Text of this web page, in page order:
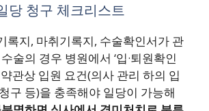
당 청구 체크리스트
록지, 마취기록지, 수술확인서가 관
술의 경우 병원에서 ‘입·퇴원확인
관상 입원 요건(의사 관리 하의 입
구 등)을 충족해야 일당이 가능해